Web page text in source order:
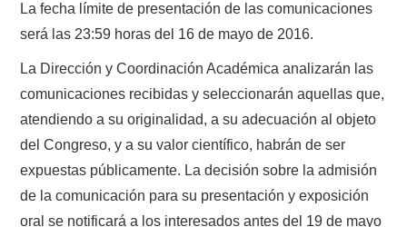
La fecha límite de presentación de las comunicaciones
será las 23:59 horas del 16 de mayo de 2016.
La Dirección y Coordinación Académica analizarán las
comunicaciones recibidas y seleccionarán aquellas que,
atendiendo a su originalidad, a su adecuación al objeto
del Congreso, y a su valor científico, habrán de ser
expuestas públicamente. La decisión sobre la admisión
de la comunicación para su presentación y exposición
oral se notificará a los interesados antes del 19 de mayo